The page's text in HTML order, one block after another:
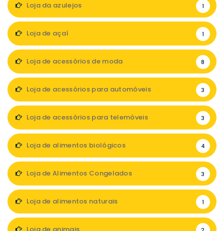
Loja da azulejos 1
Loja de açaí 1
Loja de acessórios de moda 8
Loja de acessórios para automóveis 3
Loja de acessórios para telemóveis 3
Loja de alimentos biológicos 4
Loja de Alimentos Congelados 3
Loja de alimentos naturais 1